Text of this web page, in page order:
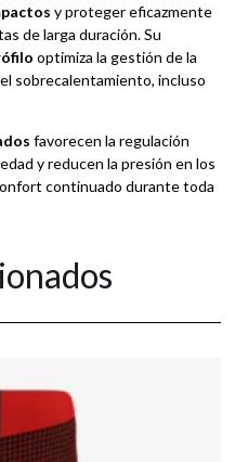
y proteger eficazmente
de larga duración. Su
optimiza la gestión de la
sobrecalentamiento, incluso
favorecen la regulación
y reducen la presión en los
continuado durante toda